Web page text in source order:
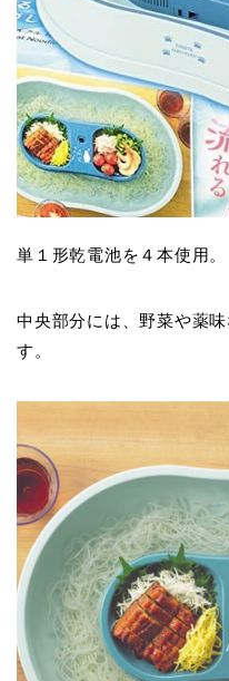
単１形乾電池を４本使用。
中央部分には、野菜や薬
す。